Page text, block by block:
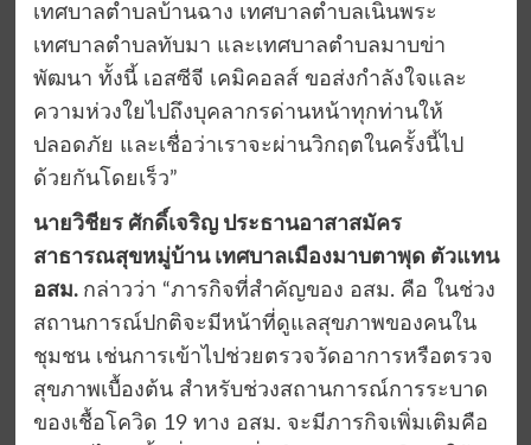
เทศบาลตำบลบ้านฉาง เทศบาลตำบลเนินพระ
เทศบาลตำบลทับมา และเทศบาลตำบลมาบข่า
พัฒนา ทั้งนี้ เอสซีจี เคมิคอลส์ ขอส่งกำลังใจและ
ความห่วงใยไปถึงบุคลากรด่านหน้าทุกท่านให้
ปลอดภัย และเชื่อว่าเราจะผ่านวิกฤตในครั้งนี้ไป
ด้วยกันโดยเร็ว”
นายวิชียร ศักดิ์เจริญ ประธานอาสาสมัคร
สาธารณสุขหมู่บ้าน เทศบาลเมืองมาบตาพุด ตัวแทน
อสม. กล่าวว่า “ภารกิจที่สำคัญของ อสม. คือ ในช่วง
สถานการณ์ปกติจะมีหน้าที่ดูแลสุขภาพของคนใน
ชุมชน เช่นการเข้าไปช่วยตรวจวัดอาการหรือตรวจ
สุขภาพเบื้องต้น สำหรับช่วงสถานการณ์การระบาด
ของเชื้อโควิด 19 ทาง อสม. จะมีภารกิจเพิ่มเติมคือ